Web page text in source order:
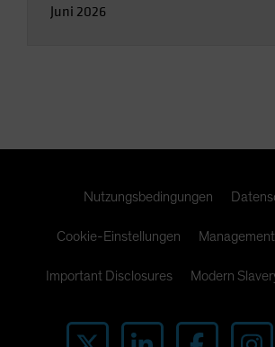
Juni 2026
Nutzungsbedingungen
Cookie-Einstellungen
Important Disclosures Modern